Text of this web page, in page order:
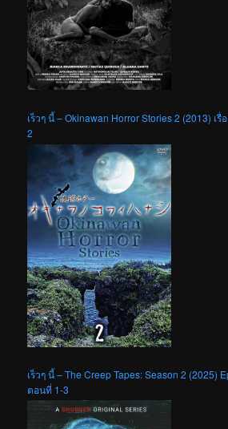
เร็วๆ นี้ – Okinawan Horror Stories 2 (2013) เรื่
2
เร็วๆ นี้ – The Creep Tapes: Season 2 (2025)
ตอนที่ 1-3